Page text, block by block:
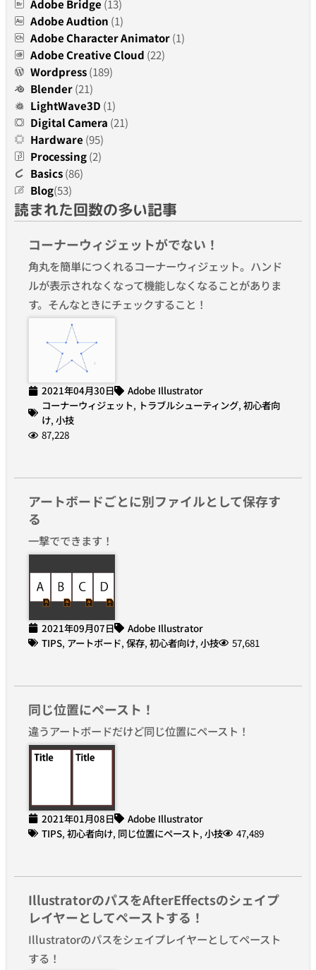
Adobe Bridge (13)
Adobe Audtion (1)
Adobe Character Animator(1)
Adobe Creative Cloud (22)
Wordpress(189)
Blender(21)
LightWave3D (1)
Digital Camera (21)
Hardware (95)
Processing(2)
Basics(86)
Blog(53)
読まれた回数の多い記事
コーナーウィジェットがでない！
角丸を簡単につくれるコーナーウィジェット。ハンド
ルが表示されなくなって機能しなくなることがありま
す。そんなときにチェックすること！
2021年04月30日
Adobe Illustrator
コーナーウィジェット, トラブルシューティング, 初心者向
け, 小技
87,228
アートボードごとに別ファイルとして保存す
る
一撃でできます！
2021年09月07日
Adobe Illustrator
TIPS, アートボード, 保存, 初心者向け, 小技 57,681
同じ位置にペースト！
違うアートボードだけど同じ位置にペースト！
2021年01月08日
Adobe Illustrator
TIPS, 初心者向け, 同じ位置にペースト, 小技 47,489
IllustratorのパスをAfterEffectsのシェイプ
レイヤーとしてペーストする！
Illustratorのパスをシェイプレイヤーとしてペースト
する！